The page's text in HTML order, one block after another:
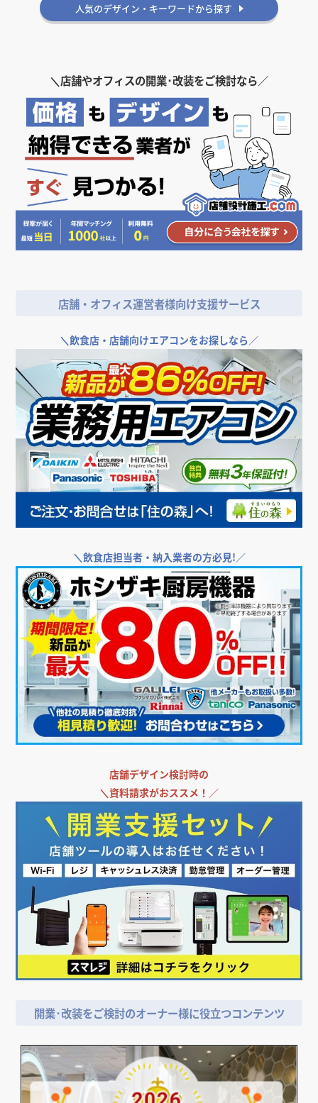
人気のデザイン・キーワードから探す
＼店舗やオフィスの開業･改装をご検討なら／
店舗・オフィス運営者様向け支援サービス
＼飲食店・店舗向けエアコンをお探しなら／
＼飲食店担当者・納入業者の方必見!／
店舗デザイン検討時の
＼資料請求がおススメ！／
開業･改装をご検討のオーナー様に役立つコンテンツ